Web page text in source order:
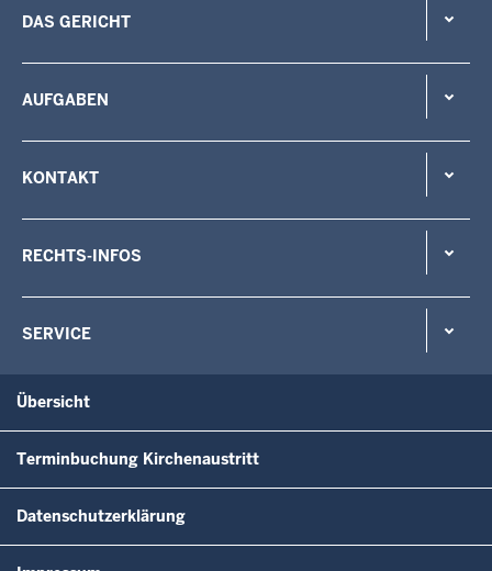
DAS GERICHT
AUFGABEN
KONTAKT
RECHTS-INFOS
SERVICE
Übersicht
Terminbuchung Kirchenaustritt
Datenschutzerklärung